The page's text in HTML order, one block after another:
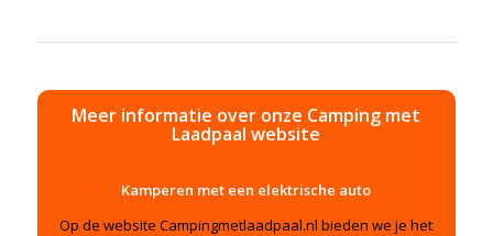
Meer informatie over onze Camping met
Laadpaal website
Kamperen met een elektrische auto
Op de website Campingmetlaadpaal.nl bieden we je het